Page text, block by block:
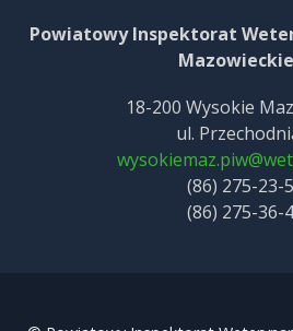
Powiatowy Inspektorat
18-200 Wysokie
ul.
(86) 275-23-
(86) 275-36-